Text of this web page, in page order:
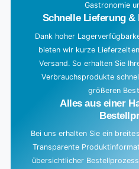
Gastronomie
Schnelle Lieferung
Dank hoher
bieten wir kurze
Versand. So erhalten Sie
Verbrauchsprodukte
größeren
Alles aus einer
Bei uns erhalten Sie ein
Transparente
übersichtlicher